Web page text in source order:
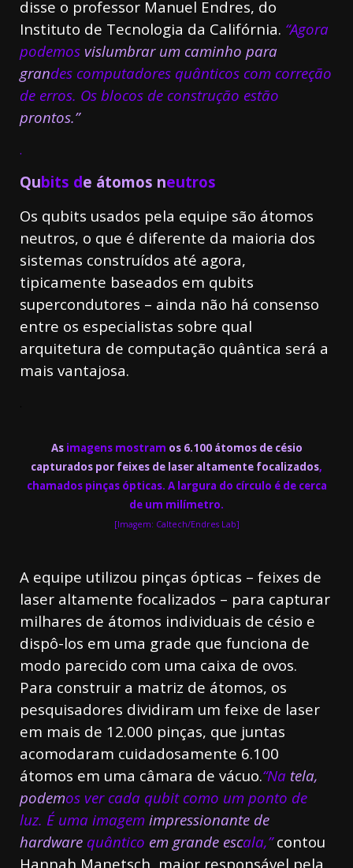
disse o professor Manuel Endres, do
Instituto de Tecnologia da Califórnia. “Agora
podemos vislumbrar um caminho para
grandes computadores quânticos com correção
de erros. Os blocos de construção estão
prontos.”
.
Qubits de átomos neutros
Os qubits usados pela equipe são átomos
neutros, o que é diferente da maioria dos
sistemas construídos até agora,
tipicamente baseados em qubits
supercondutores – ainda não há consenso
entre os especialistas sobre qual
arquitetura de computação quântica será a
mais vantajosa.
As imagens mostram os 6.100 átomos de césio
capturados por feixes de laser altamente focalizados,
chamados pinças ópticas. A largura do círculo é de cerca
de um milímetro.
[Imagem: Caltech/Endres Lab]
A equipe utilizou pinças ópticas – feixes de
laser altamente focalizados – para capturar
milhares de átomos individuais de césio e
dispô-los em uma grade que funciona de
modo parecido com uma caixa de ovos.
Para construir a matriz de átomos, os
pesquisadores dividiram um feixe de laser
em mais de 12.000 pinças, que juntas
acomodaram cuidadosamente 6.100
átomos em uma câmara de vácuo.“Na tela,
podemos ver cada qubit como um ponto de
luz. É uma imagem impressionante de
hardware quântico em grande escala,”contou
Hannah Manetsch, maior responsável pela